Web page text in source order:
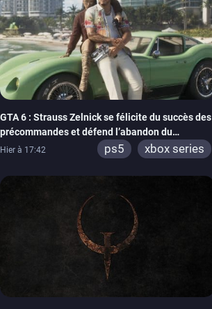
GTA 6 : Strauss Zelnick se félicite du succès des
précommandes et défend l’abandon du
physique
Hier à 17:42 ps5 xbox series